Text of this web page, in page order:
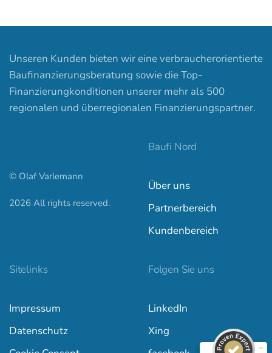
Unseren Kunden bieten wir eine verbraucherorientierte
Baufinanzierungsberatung sowie die Top-
Finanzierungkonditionen unserer mehr als 500
regionalen und überregionalen Finanzierungspartner.
© Olaf Varlemann
2026 All rights reserved.
Baufi Nord
Über uns
Partnerbereich
Kundenbereich
Sitelinks
Impressum
Datenschutz
Folgen Sie uns
LinkedIn
Xing
baufi-nord.de
557